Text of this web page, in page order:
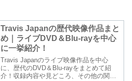
Travis Japanの歴代映像作品まと
め｜ライブDVD＆Blu-rayを中心
に一挙紹介！
Travis Japanのライブ映像作品を中心
に、歴代のDVD＆Blu-rayをまとめて紹
介！収録内容や見どころ、その他の関連